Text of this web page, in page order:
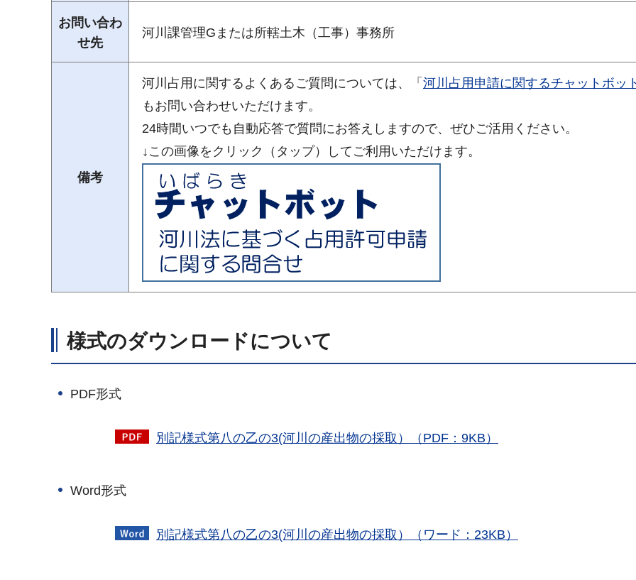
お問い合わ
せ先
河川課管理Gまたは所轄土木（工事）事務所
備考
河川占用に関するよくあるご質問については、「 河川占用申請に関するチャットボッ
もお問い合わせいただけます。
24時間いつでも自動応答で質問にお答えしますので、ぜひご活用ください。
↓この画像をクリック（タップ）してご利用いただけます。
様式のダウンロードについて
PDF形式
別記様式第八の乙の3(河川の産出物の採取）（PDF：9KB）
Word形式
別記様式第八の乙の3(河川の産出物の採取）（ワード：23KB）